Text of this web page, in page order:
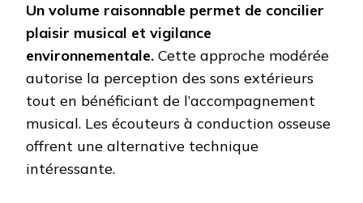
Un volume raisonnable permet de concilier
plaisir musical et vigilance
environnementale. Cette approche modérée
autorise la perception des sons extérieurs
tout en bénéficiant de l’accompagnement
musical. Les écouteurs à conduction osseuse
offrent une alternative technique
intéressante.